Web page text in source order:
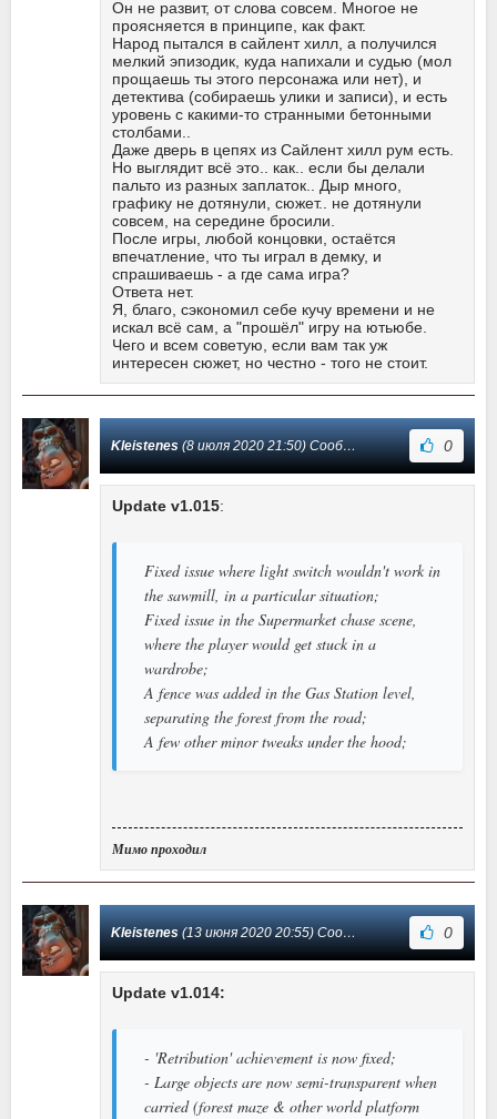
Он не развит, от слова совсем. Многое не
проясняется в принципе, как факт.
Народ пытался в сайлент хилл, а получился
мелкий эпизодик, куда напихали и судью (мол
прощаешь ты этого персонажа или нет), и
детектива (собираешь улики и записи), и есть
уровень с какими-то странными бетонными
столбами..
Даже дверь в цепях из Сайлент хилл рум есть.
Но выглядит всё это.. как.. если бы делали
пальто из разных заплаток.. Дыр много,
графику не дотянули, сюжет.. не дотянули
совсем, на середине бросили.
После игры, любой концовки, остаётся
впечатление, что ты играл в демку, и
спрашиваешь - а где сама игра?
Ответа нет.
Я, благо, сэкономил себе кучу времени и не
искал всё сам, а "прошёл" игру на ютьюбе.
Чего и всем советую, если вам так уж
интересен сюжет, но честно - того не стоит.
Kleistenes(8 июля 2020 21:50) Сообщение #6 0
Update v1.015:
Fixed issue where light switch wouldn't work in
the sawmill, in a particular situation;
Fixed issue in the Supermarket chase scene,
where the player would get stuck in a
wardrobe;
A fence was added in the Gas Station level,
separating the forest from the road;
A few other minor tweaks under the hood;
Мимо проходил
Kleistenes(13 июня 2020 20:55) Сообщение #5 0
Update v1.014:
- 'Retribution' achievement is now fixed;
- Large objects are now semi-transparent when
carried (forest maze & other world platform